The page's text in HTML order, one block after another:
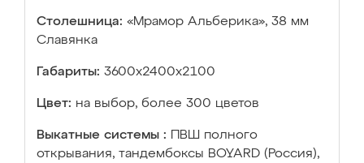
Столешница: «Мрамор Альберика», 38 мм
Славянка
Габариты: 3600х2400х2100
Цвет: на выбор, более 300 цветов
Выкатные системы :
ПВШ полного
открывания, тандембоксы BOYARD (Россия),